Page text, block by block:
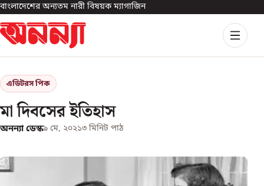
বাংলাদেশের অন্যতম নারী বিষয়ক ম্যাগাজিন
এডিটরস পিক
মা দিবসের ইতিহাস
অনন্যা ডেস্ক৯ মে, ২০২১৩ মিনিট পাঠ